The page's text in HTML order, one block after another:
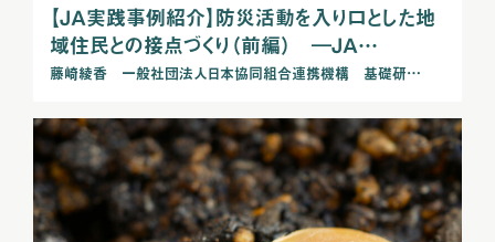
【ＪＡ実践事例紹介】防災活動を入り口とした地
域住民との接点づくり（前編） ―ＪＡ…
藤崎綾香 一般社団法人日本協同組合連携機構 基礎研…